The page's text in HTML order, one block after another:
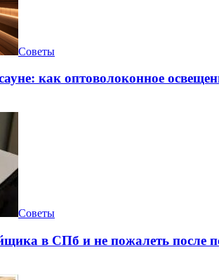
Советы
как оптоволоконное
Советы
в СПб и не пожалеть после